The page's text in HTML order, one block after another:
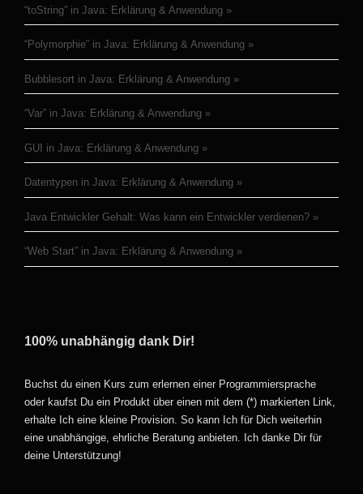
“toString” in Java: Erklärung & Anwendung
“Polymorphie” in Java: Erklärung & Anwendung
Bubblesort in Java: Erklärung & Anwendung
“Var” in Java: Erklärung & Anwendung
GUI in Java: Erklärung & Anwendung
Datentypen in Java: Erklärung & Anwendung
Java Entwickler Gehalt: Was kann ein Entwickler verdienen?
“Web Start” in Java: Erklärung & Anwendung
100% unabhängig dank Dir!
Buchst du einen Kurs zum erlernen einer Programmiersprache
oder kaufst Du ein Produkt über einen mit dem (*) markierten Link,
erhalte Ich eine kleine Provision. So kann Ich für Dich weiterhin
eine unabhängige, ehrliche Beratung anbieten. Ich danke Dir für
deine Unterstützung!